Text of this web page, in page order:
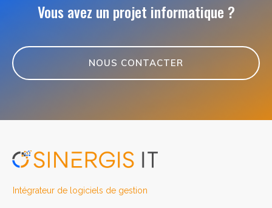
Vous avez un projet informatique ?
NOUS CONTACTER
Intégrateur de logiciels de gestion